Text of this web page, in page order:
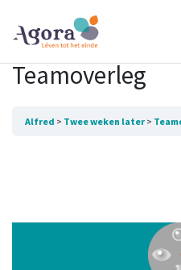
Teamoverleg
Alfred Twee weken later